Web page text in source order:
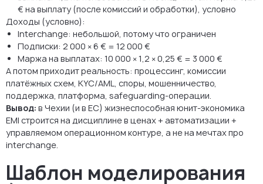
€ на выплату (после комиссий и обработки), условно
Доходы (условно):
Interchange: небольшой, потому что ограничен
Подписки: 2 000 × 6 € = 12 000 €
Маржа на выплатах: 10 000 × 1,2 × 0,25 € = 3 000 €
А потом приходит реальность: процессинг, комиссии
платёжных схем, KYC/AML, споры, мошенничество,
поддержка, платформа, safeguarding-операции.
Вывод: в Чехии (и в ЕС) жизнеспособная юнит-экономика
EMI строится на дисциплине в ценах + автоматизации +
управляемом операционном контуре, а не на мечтах про
interchange.
Шаблон моделирования